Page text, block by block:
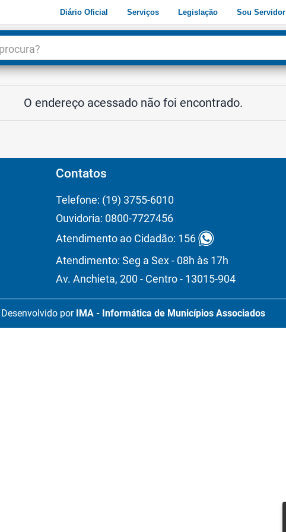
Diário Oficial Serviços Legislação Sou Servidor
O endereço acessado não foi encontrado.
Contatos
Telefone: (19) 3755-6010
Ouvidoria: 0800-7727456
Atendimento ao Cidadão: 156
Atendimento: Seg a Sex - 08h às 17h
Av. Anchieta, 200 - Centro - 13015-904
Desenvolvido por IMA - Informática de Municípios Associados